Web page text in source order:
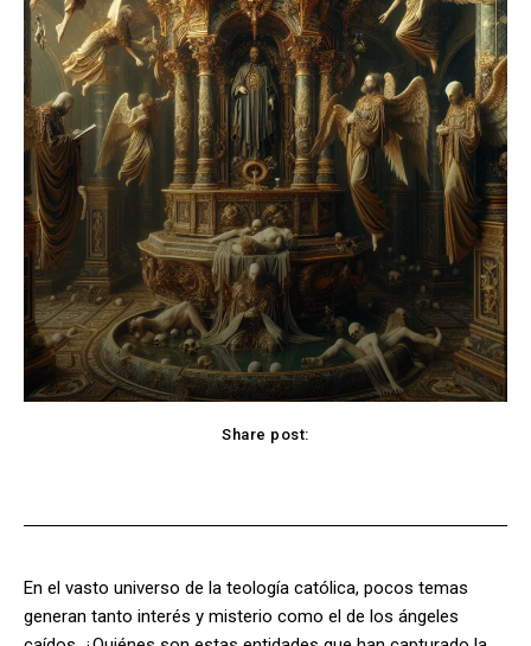
Share post:
En el vasto universo de la teología católica, pocos temas
generan tanto interés y misterio como el de los ángeles